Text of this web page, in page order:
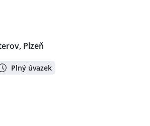
Plzeň
Plný úvazek